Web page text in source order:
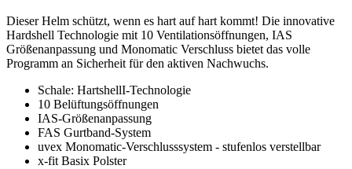
Dieser Helm schützt, wenn es hart auf hart kommt! Die innovative
Hardshell Technologie mit 10 Ventilationsöffnungen, IAS
Größenanpassung und Monomatic Verschluss bietet das volle
Programm an Sicherheit für den aktiven Nachwuchs.
Schale: HartshellI-Technologie
10 Belüftungsöffnungen
IAS-Größenanpassung
FAS Gurtband-System
uvex Monomatic-Verschlusssystem - stufenlos verstellbar
x-fit Basix Polster